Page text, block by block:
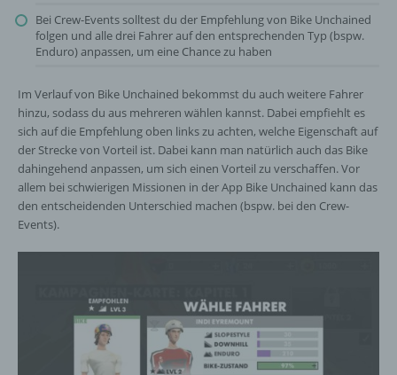
Bei Crew-Events solltest du der Empfehlung von Bike Unchained
folgen und alle drei Fahrer auf den entsprechenden Typ (bspw.
Enduro) anpassen, um eine Chance zu haben
Im Verlauf von Bike Unchained bekommst du auch weitere Fahrer
hinzu, sodass du aus mehreren wählen kannst. Dabei empfiehlt es
sich auf die Empfehlung oben links zu achten, welche Eigenschaft auf
der Strecke von Vorteil ist. Dabei kann man natürlich auch das Bike
dahingehend anpassen, um sich einen Vorteil zu verschaffen. Vor
allem bei schwierigen Missionen in der App Bike Unchained kann das
den entscheidenden Unterschied machen (bspw. bei den Crew-
Events).